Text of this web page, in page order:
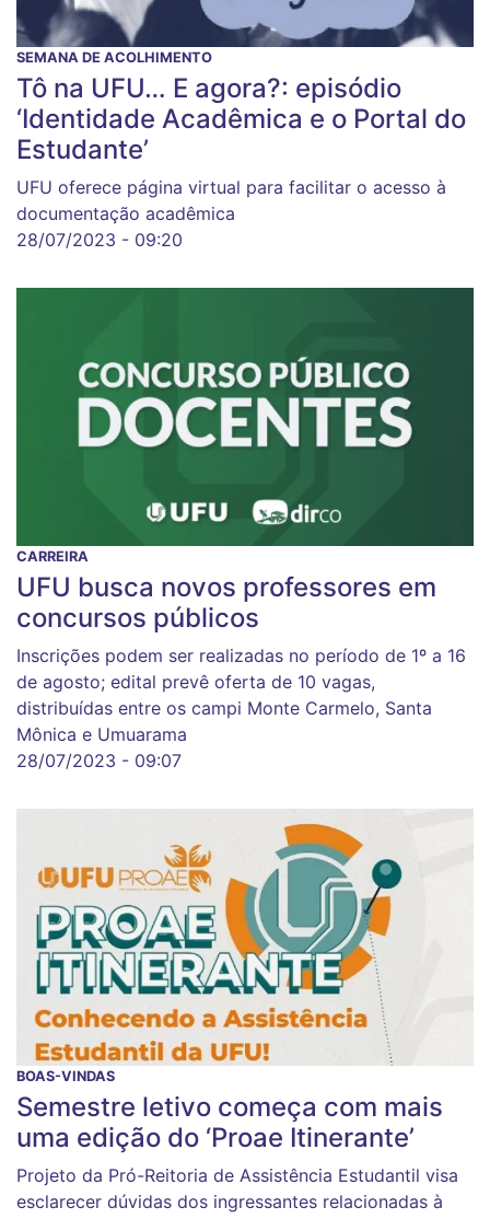
SEMANA DE ACOLHIMENTO
Tô na UFU… E agora?: episódio
‘Identidade Acadêmica e o Portal do
Estudante’
UFU oferece página virtual para facilitar o acesso à
documentação acadêmica
28/07/2023 - 09:20
CARREIRA
UFU busca novos professores em
concursos públicos
Inscrições podem ser realizadas no período de 1º a 16
de agosto; edital prevê oferta de 10 vagas,
distribuídas entre os campi Monte Carmelo, Santa
Mônica e Umuarama
28/07/2023 - 09:07
BOAS-VINDAS
Semestre letivo começa com mais
uma edição do ‘Proae Itinerante’
Projeto da Pró-Reitoria de Assistência Estudantil visa
esclarecer dúvidas dos ingressantes relacionadas à